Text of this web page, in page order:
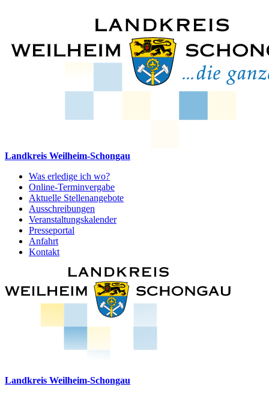
Landkreis Weilheim-Schongau
Was erledige ich wo?
Online-Terminvergabe
Aktuelle Stellenangebote
Ausschreibungen
Veranstaltungskalender
Presseportal
Anfahrt
Kontakt
Landkreis Weilheim-Schongau